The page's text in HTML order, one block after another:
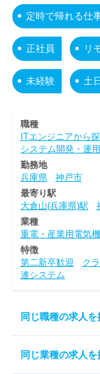
定時で帰れる仕
正社員 リ
未経験 土
職種
ITエンジニアから
システム開発・運用
勤務地
兵庫県
神戸市
最寄り駅
大倉山(兵庫県)駅
業種
重電・産業用電気
特徴
第二新卒歓迎
ク
連システム
同じ職種の求人を
同じ業種の求人を